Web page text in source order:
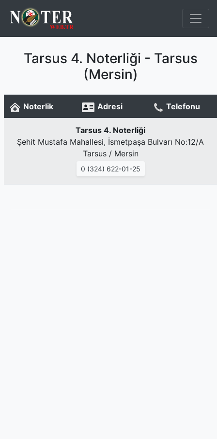
Tarsus 4. Noterliği - Tarsus
(Mersin)
Noterlik Adresi Telefonu
Tarsus 4. Noterliği
Şehit Mustafa Mahallesi, İsmetpaşa Bulvarı No:12/A
Tarsus / Mersin
0 (324) 622-01-25